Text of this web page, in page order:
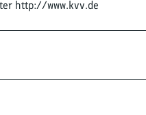
http://www.kvv.de